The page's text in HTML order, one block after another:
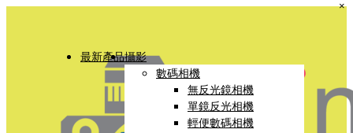
最新產品攝影
數碼相機
無反光鏡相機
單鏡反光相機
輕便數碼相機
×